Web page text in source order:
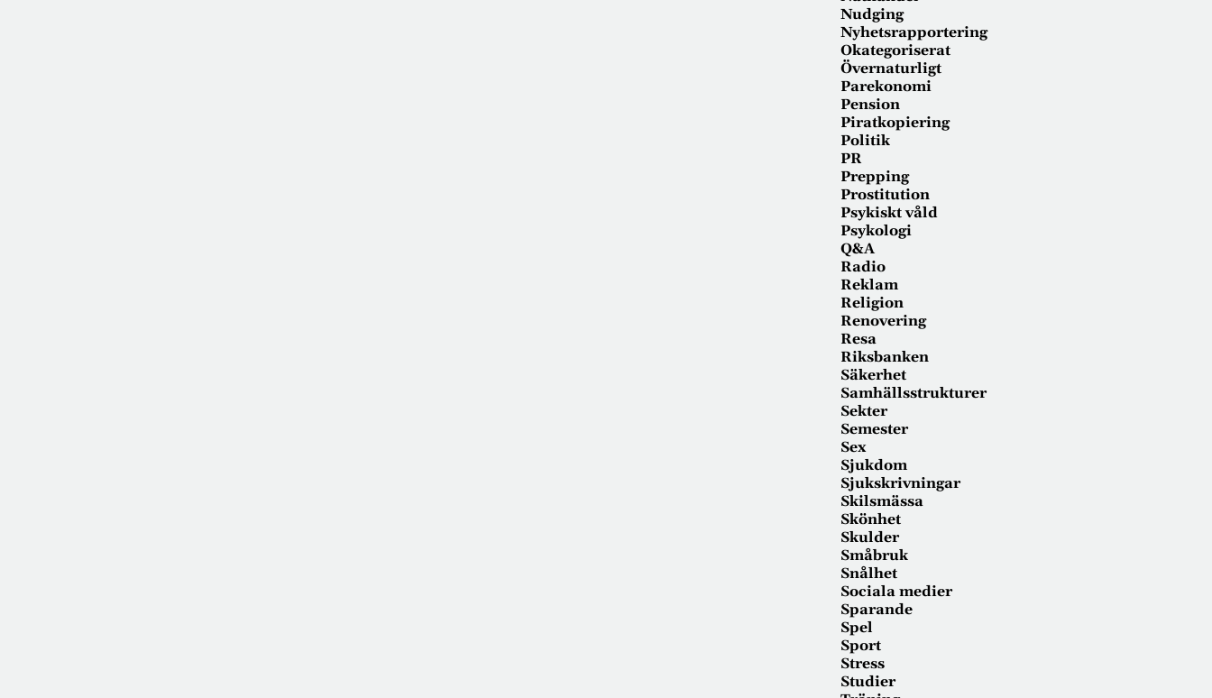
Nudging
Nyhetsrapportering
Okategoriserat
Övernaturligt
Parekonomi
Pension
Piratkopiering
Politik
PR
Prepping
Prostitution
Psykiskt våld
Psykologi
Q&A
Radio
Reklam
Religion
Renovering
Resa
Riksbanken
Säkerhet
Samhällsstrukturer
Sekter
Semester
Sex
Sjukdom
Sjukskrivningar
Skilsmässa
Skönhet
Skulder
Småbruk
Snålhet
Sociala medier
Sparande
Spel
Sport
Stress
Studier